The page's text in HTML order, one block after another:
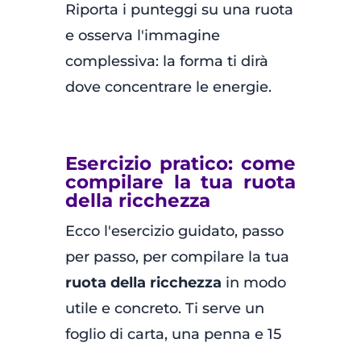
Riporta i punteggi su una ruota
e osserva l'immagine
complessiva: la forma ti dirà
dove concentrare le energie.
Esercizio pratico: come
compilare la tua ruota
della ricchezza
Ecco l'esercizio guidato, passo
per passo, per compilare la tua
ruota della ricchezza in modo
utile e concreto. Ti serve un
foglio di carta, una penna e 15